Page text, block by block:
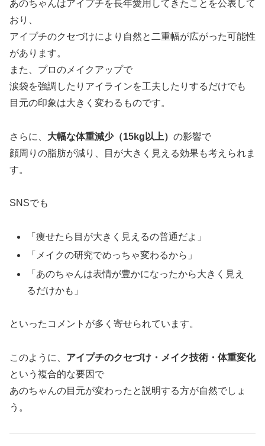
あのちゃんはアイプチを長年愛用してきたことを公表して
おり、
アイプチのクセづけにより自然と二重幅が広がった可能性
があります。
また、プロのメイクアップで
涙袋を強調したりアイラインを工夫したりするだけでも
目元の印象は大きく変わるものです。
さらに、 大幅な体重減少（15kg以上） の影響で
顔周りの脂肪が減り、目が大きく見える効果も考えられま
す。
SNSでも
「痩せたら目が大きく見えるの普通だよ」
「メイクの研究でめっちゃ変わるから」
「あのちゃんは表情が豊かになったから大きく見え
るだけかも」
といったコメントが多く寄せられています。
このように、 アイプチのクセづけ・メイク技術・体重変化
という複合的な要因で
あのちゃんの目元が変わったと説明する方が自然でしょ
う。